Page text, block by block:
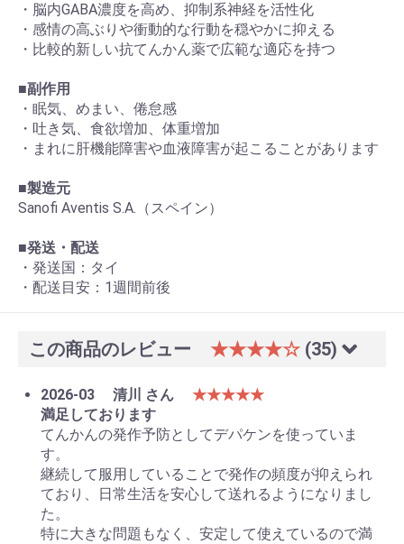
・脳内GABA濃度を高め、抑制系神経を活性化
・感情の高ぶりや衝動的な行動を穏やかに抑える
・比較的新しい抗てんかん薬で広範な適応を持つ
■副作用
・眠気、めまい、倦怠感
・吐き気、食欲増加、体重増加
・まれに肝機能障害や血液障害が起こることがあります
■製造元
Sanofi Aventis S.A.（スペイン）
■発送・配送
・発送国：タイ
・配送目安：1週間前後
この商品のレビュー ★★★★☆ (35)
2026-03 清川 さん
★★★★★
満足しております
てんかんの発作予防としてデパケンを使っていま
す。
継続して服用していることで発作の頻度が抑えられ
ており、日常生活を安心して送れるようになりまし
た。
特に大きな問題もなく、安定して使えているので満